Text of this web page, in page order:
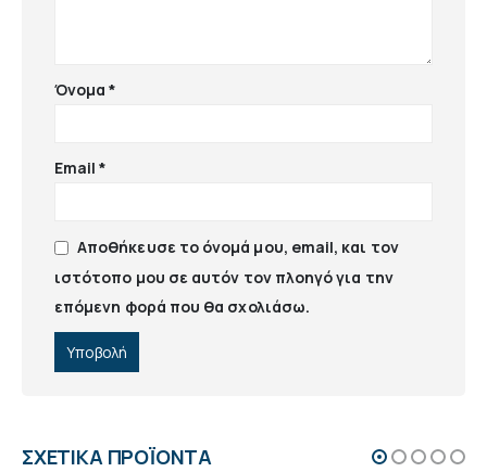
Όνομα*
Email*
Αποθήκευσε το όνομά μου, email, και τον
ιστότοπο μου σε αυτόν τον πλοηγό για την
επόμενη φορά που θα σχολιάσω.
ΣΧΕΤΙΚΆ ΠΡΟΪΌΝΤΑ